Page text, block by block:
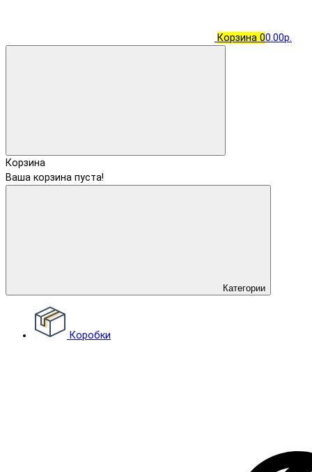
Корзина 00.00р.
Корзина
Ваша корзина пуста!
Категории
Коробки